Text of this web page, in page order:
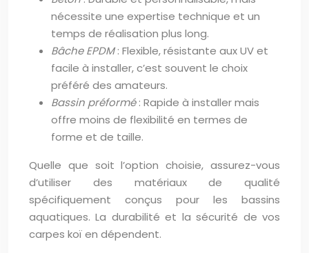
nécessite une expertise technique et un
temps de réalisation plus long.
Bâche EPDM: Flexible, résistante aux UV et
facile à installer, c’est souvent le choix
préféré des amateurs.
Bassin préformé: Rapide à installer mais
offre moins de flexibilité en termes de
forme et de taille.
Quelle que soit l’option choisie, assurez-vous
d’utiliser des matériaux de qualité
spécifiquement conçus pour les bassins
aquatiques. La durabilité et la sécurité de vos
carpes koï en dépendent.